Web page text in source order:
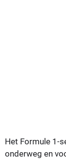
Het Formule 1-
onderweg en